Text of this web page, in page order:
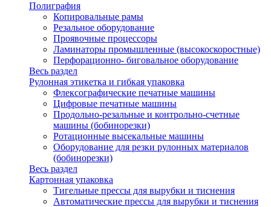
Полиграфия
Копировальные рамы
Резальное оборудование
Проявочные процессоры
Ламинаторы промышленные (высокоскоростные)
Перфорационно- биговальное оборудование
Весь раздел
Рулонная этикетка и гибкая упаковка
Флексографические печатные машины
Цифровые печатные машины
Продольно-резальные и контрольно-счетные
машины (бобинорезки)
Ротационные высекальные машины
Оборудование для резки рулонных материалов
(бобинорезки)
Весь раздел
Картонная упаковка
Тигельные прессы для вырубки и тиснения
Автоматические прессы для вырубки и тиснения